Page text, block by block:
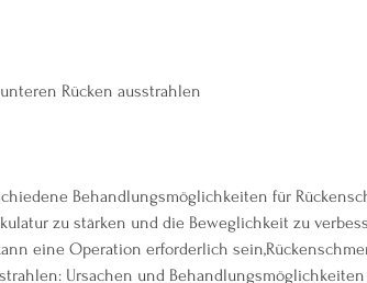
Rücken ausstrahlen
Behandlungsmöglichkeiten für
zu stärken und die Beweglichkeit zu
eine Operation erforderlich
Ursachen und Behandlungsmöglichkeiten